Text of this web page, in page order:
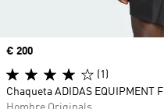
Precio
€ 200
(1)
Chaqueta ADIDAS EQUIPMENT